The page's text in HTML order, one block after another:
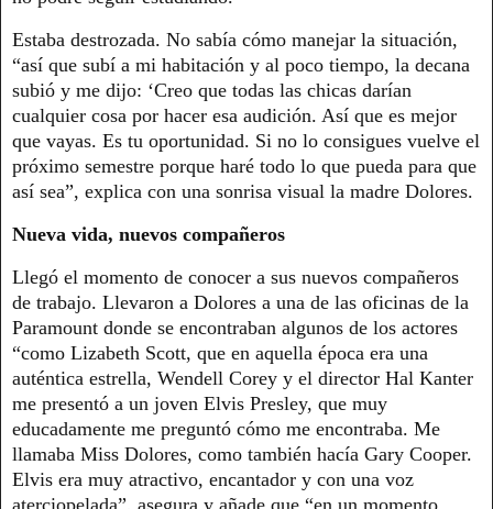
Estaba destrozada. No sabía cómo manejar la situación,
“así que subí a mi habitación y al poco tiempo, la decana
subió y me dijo: ‘Creo que todas las chicas darían
cualquier cosa por hacer esa audición. Así que es mejor
que vayas. Es tu oportunidad. Si no lo consigues vuelve el
próximo semestre porque haré todo lo que pueda para que
así sea”, explica con una sonrisa visual la madre Dolores.
Nueva vida, nuevos compañeros
Llegó el momento de conocer a sus nuevos compañeros
de trabajo. Llevaron a Dolores a una de las oficinas de la
Paramount donde se encontraban algunos de los actores
“como Lizabeth Scott, que en aquella época era una
auténtica estrella, Wendell Corey y el director Hal Kanter
me presentó a un joven Elvis Presley, que muy
educadamente me preguntó cómo me encontraba. Me
llamaba Miss Dolores, como también hacía Gary Cooper.
Elvis era muy atractivo, encantador y con una voz
aterciopelada”, asegura y añade que “en un momento